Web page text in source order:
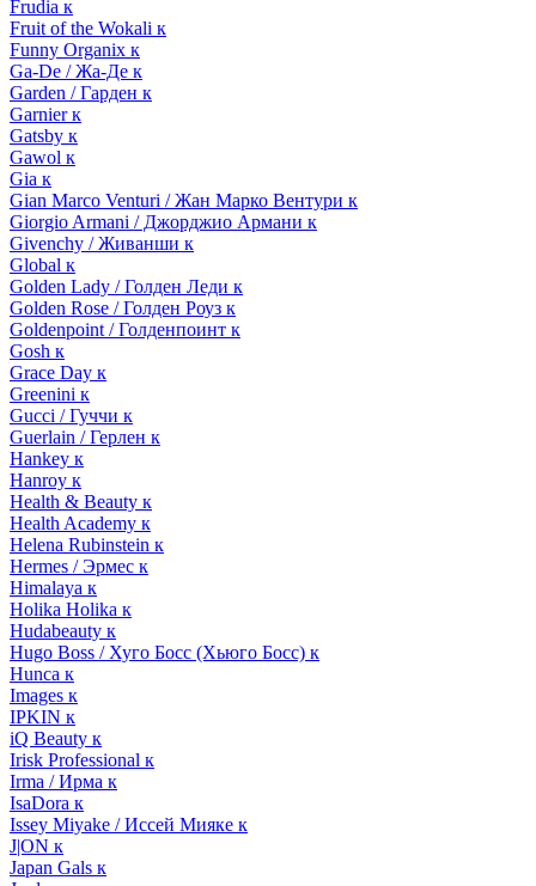
Frudia к
Fruit of the Wokali к
Funny Organix к
Ga-De / Жа-Де к
Garden / Гарден к
Garnier к
Gatsby к
Gawol к
Gia к
Gian Marco Venturi / Жан Марко Вентури к
Giorgio Armani / Джорджио Армани к
Givenchy / Живанши к
Global к
Golden Lady / Голден Леди к
Golden Rose / Голден Роуз к
Goldenpoint / Голденпоинт к
Gosh к
Grace Day к
Greenini к
Gucci / Гуччи к
Guerlain / Герлен к
Hankey к
Hanroy к
Health & Beauty к
Health Academy к
Helena Rubinstein к
Hermes / Эрмес к
Himalaya к
Holika Holika к
Hudabeauty к
Hugo Boss / Хуго Босс (Хьюго Босс) к
Hunca к
Images к
IPKIN к
iQ Beauty к
Irisk Professional к
Irma / Ирма к
IsaDora к
Issey Miyake / Иссей Мияке к
J|ON к
Japan Gals к